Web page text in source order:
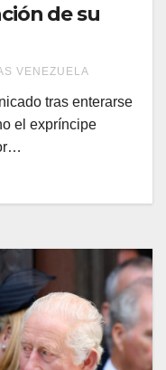
de su
VENEZUELA
tras enterarse
el expríncipe